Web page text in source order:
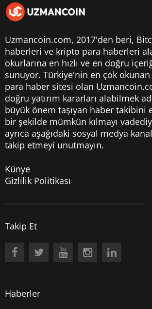
Uzmancoin.com, 2017'den beri,
haberleri ve kripto para haberleri
okurlarına en hızlı ve en doğru
sunuyor. Türkiye'nin en çok
para haber sitesi olan
doğru yatırım kararları alabilmek
büyük önem taşıyan haber takibini
bir şekilde mümkün kılmayı
ayrıca aşağıdaki sosyal medya
takip etmeyi unutmayın.
Künye
Gizlilik Politikası
Takip Et
Haberler